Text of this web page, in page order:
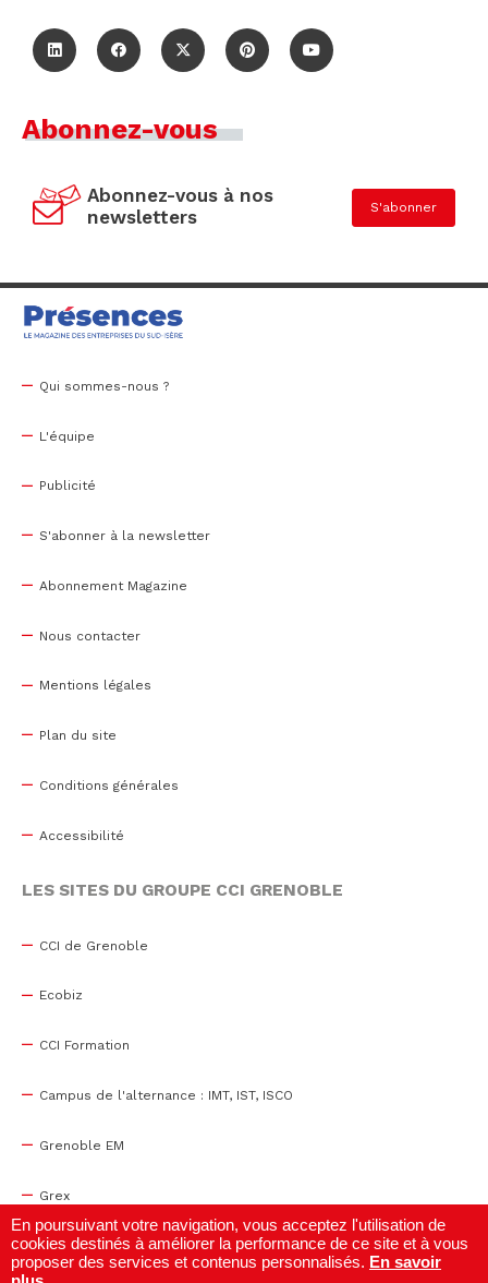
Abonnez-vous
Abonnez-vous à nos
newsletters
S'abonner
Qui sommes-nous ?
L'équipe
Publicité
S'abonner à la newsletter
Abonnement Magazine
Nous contacter
Mentions légales
Plan du site
Conditions générales
Accessibilité
LES SITES DU GROUPE CCI GRENOBLE
CCI de Grenoble
Ecobiz
CCI Formation
Campus de l'alternance : IMT, IST, ISCO
Grenoble EM
Grex
WTC Grenoble
En poursuivant votre navigation, vous acceptez l'utilisation de
cookies destinés à améliorer la performance de ce site et à vous
proposer des services et contenus personnalisés. En savoir